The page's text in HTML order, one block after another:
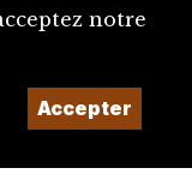
notre
Accepter